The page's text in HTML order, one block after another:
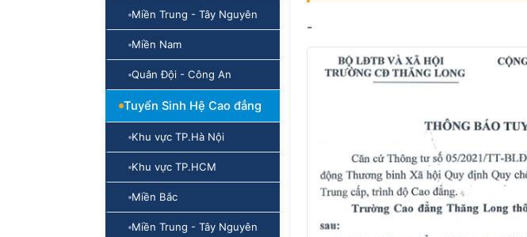
Miền Trung - Tây Nguyên
Miền Nam
Quân Đội - Công An
Tuyển Sinh Hệ Cao đẳng
Khu vực TP.Hà Nội
Khu vực TP.HCM
Miền Bắc
Miền Trung - Tây Nguyên
-